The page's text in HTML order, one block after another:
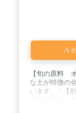
【旬の原料
な土が特徴の
います。 / 【
メ・角質ケア